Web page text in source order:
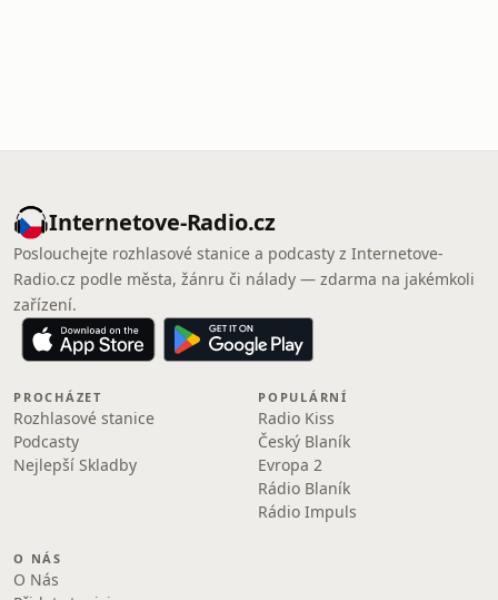
Internetove-Radio.cz
Poslouchejte rozhlasové stanice a podcasty z Internetove-
Radio.cz podle města, žánru či nálady — zdarma na jakémkoli
zařízení.
PROCHÁZET
Rozhlasové stanice
Podcasty
Nejlepší Skladby
POPULÁRNÍ
Radio Kiss
Český Blaník
Evropa 2
Rádio Blaník
Rádio Impuls
O NÁS
O Nás